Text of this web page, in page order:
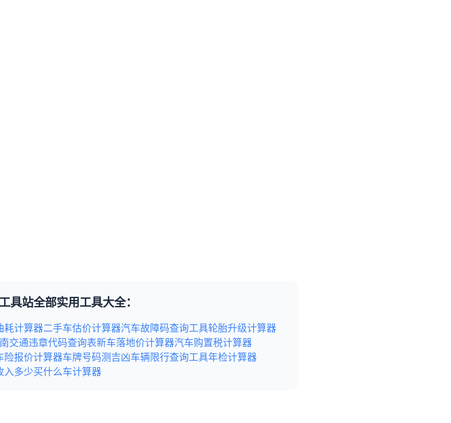
具站全部实用工具大全：
耗计算器二手车估价计算器汽车故障码查询工具轮胎升级计算器
交通违章代码查询表新车落地价计算器汽车购置税计算器
险报价计算器车牌号码测吉凶车辆限行查询工具年检计算器
入多少买什么车计算器